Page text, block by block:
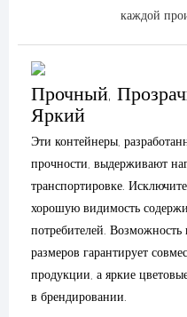
каждой
Прочный,
Яркий
Эти контейнеры,
прочности, выдерживают
транспортировке.
хорошую видимость
потребителей.
размеров гарантирует
продукции, а яркие
в брендировании.